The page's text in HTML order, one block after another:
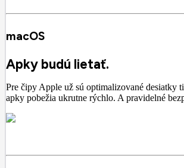
macOS
Apky budú lietať.
Pre čipy Apple už sú optimalizované desiatky
apky pobežia ukrutne rýchlo. A pravidelné